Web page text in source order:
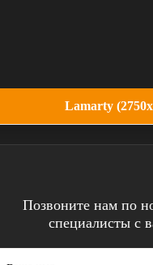
Lamarty
Позвоните нам по
специалисты с